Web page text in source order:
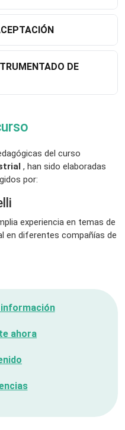
del curso
, han sido elaboradas
por:
experiencia en temas de
en diferentes compañías de
ahora